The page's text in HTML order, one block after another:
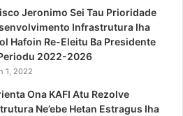
Jeronimo Sei Tau Prioridade
Infrastrutura Iha
Hafoin Re-Eleitu Ba Presidente
2022-2026
1, 2022
Ona KAFI Atu Rezolve
Ne’ebe Hetan Estragus Iha